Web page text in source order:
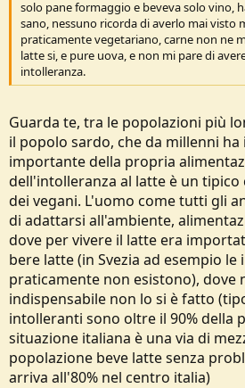
solo pane formaggio e beveva solo vino,
sano, nessuno ricorda di averlo mai visto
praticamente vegetariano, carne non ne
latte si, e pure uova, e non mi pare di
intolleranza.
Guarda te, tra le popolazioni più
il popolo sardo, che da millenni
importante della propria
dell'intolleranza al latte è un tipico
dei vegani. L'uomo come tutti gli
di adattarsi all'ambiente,
dove per vivere il latte era
bere latte (in Svezia ad esempio
praticamente non esistono), dove
indispensabile non lo si è fatto
intolleranti sono oltre il 90% della
situazione italiana è una via di
popolazione beve latte senza
arriva all'80% nel centro italia)